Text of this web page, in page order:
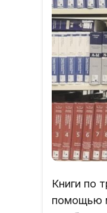
Книги по
помощью